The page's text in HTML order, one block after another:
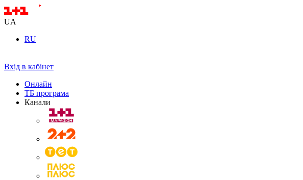
UA
RU
Вхід в кабінет
Онлайн
ТБ програма
Канали